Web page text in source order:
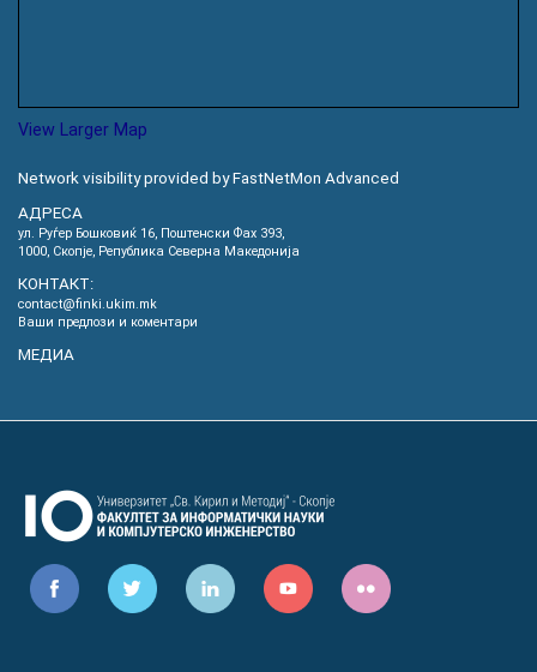
View Larger Map
Network visibility provided by FastNetMon Advanced
АДРЕСА
ул. Руѓер Бошковиќ 16, Пoштенски Фах 393,
1000, Скопје, Република Северна Македонија
КОНТАКТ:
contact@finki.ukim.mk
Ваши предлози и коментари
МЕДИА